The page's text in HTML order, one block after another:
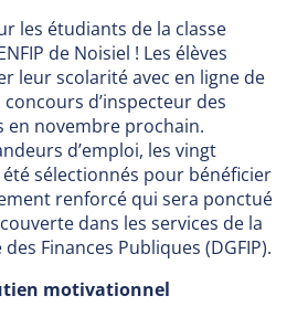
les étudiants de la classe
de Noisiel ! Les élèves
leur scolarité avec en ligne de
d’inspecteur des
en novembre prochain.
d’emploi, les vingt
sélectionnés pour bénéficier
renforcé qui sera ponctué
dans les services de la
Finances Publiques (DGFIP).
motivationnel